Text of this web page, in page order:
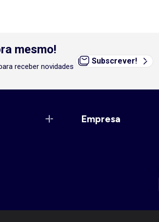
mesmo!
receber novidades
Subscrever!
Empresa